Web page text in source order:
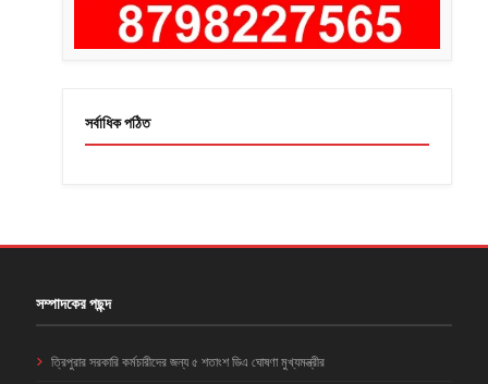
সর্বাধিক পঠিত
সম্পাদকের পছন্দ
ত্রিপুরার সরকারি কর্মচারীদের জন্য ৫ শতাংশ ডিএ ঘোষণা মুখ্যমন্ত্রীর